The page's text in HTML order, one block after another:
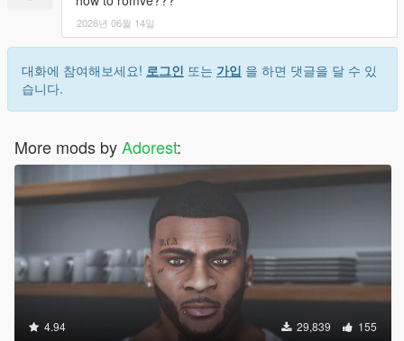
2026년 06월 14일
대화에 참여해보세요! 로그인 또는 가입 을 하면 댓글을 달 수 있
습니다.
More mods byAdorest:
4.94 29,839 155